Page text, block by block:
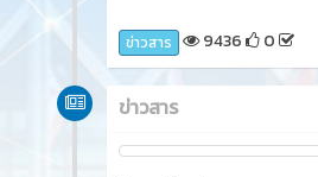
ข่าวสาร 9436 0
ข่าวสาร